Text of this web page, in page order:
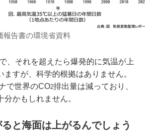
告書の環境省資料
、それを超えたら爆発的に気温が上
すが、科学的根拠はありません。
で世界のCO2排出量は減っており、
かもしれません。
と海面は上がるんでしょう